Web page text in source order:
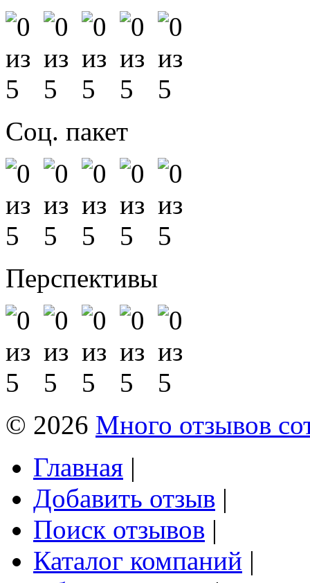
Соц. пакет
Перспективы
© 2026 Много отзывов
Главная |
Добавить отзыв |
Поиск отзывов |
Каталог компаний |